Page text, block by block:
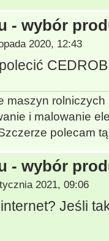
- wybór
2020, 12:43
maszyn rolniczych
i malowanie
polecam
- wybór
2021, 09:06
Jeśli